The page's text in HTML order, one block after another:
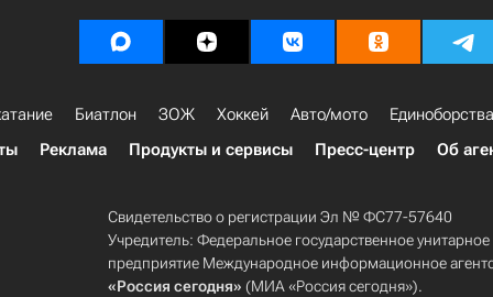
Биатлон ЗОЖ Хоккей Авто/мото Единоборства
Реклама Продукты и сервисы Пресс-центр Об
Свидетельство о регистрации Эл № ФС77-57640
Учредитель: Федеральное государственное унитарное
предприятие Международное информационное
«Россия сегодня» (МИА «Россия сегодня»).